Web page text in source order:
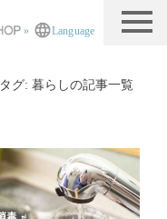
» Language
タグ: 暮らしの記事一覧